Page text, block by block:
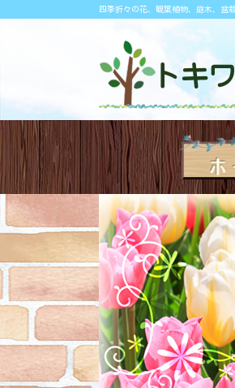
四季折々の花、観葉植物、庭木、